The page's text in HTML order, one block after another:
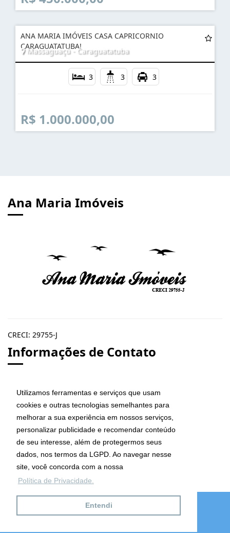
Utilizamos ferramentas e serviços que usam
cookies e outras tecnologias semelhantes para
melhorar a sua experiência em nossos serviços,
personalizar publicidade e recomendar conteúdo
de seu interesse, além de protegermos seus
dados, nos termos da LGPD. Ao navegar nesse
site, você concorda com a nossa
Política de Privacidade.
Entendi
R$ 450.000,00
ANA MARIA IMÓVEIS CASA CAPRICORNIO
CARAGUATATUBA!
3
Ana Maria Imóveis
Informações de Contato
Ana Maria Imóveis
Av. Maria de Lourdes da Silva Kfouri, Nº7
Caraguatatuba - SP
CEP: 11667-000
Telefones
(12) 9.8132.5151